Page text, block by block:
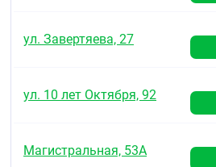
ул. Завертяева, 27
ул. 10 лет Октября, 92
Магистральная, 53А